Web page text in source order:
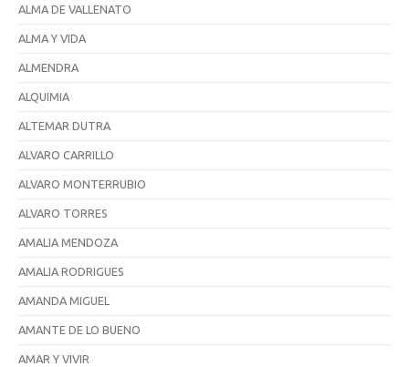
ALMA DE VALLENATO
ALMA Y VIDA
ALMENDRA
ALQUIMIA
ALTEMAR DUTRA
ALVARO CARRILLO
ALVARO MONTERRUBIO
ALVARO TORRES
AMALIA MENDOZA
AMALIA RODRIGUES
AMANDA MIGUEL
AMANTE DE LO BUENO
AMAR Y VIVIR